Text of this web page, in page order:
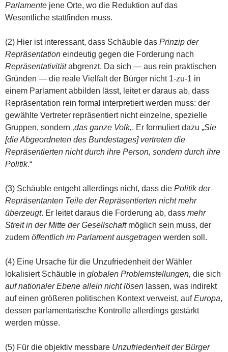
Parlamente jene Orte, wo die Reduktion auf das
Wesentliche stattfinden muss.
(2) Hier ist interessant, dass Schäuble das Prinzip der
Repräsentation eindeutig gegen die Forderung nach
Repräsentativitätabgrenzt. Da sich — aus rein praktischen
Gründen — die reale Vielfalt der Bürger nicht 1-zu-1 in
einem Parlament abbilden lässt, leitet er daraus ab, dass
Repräsentation rein formal interpretiert werden muss: der
gewählte Vertreter repräsentiert nicht einzelne, spezielle
Gruppen, sondern ‚das ganze Volk‚. Er formuliert dazu „Sie
[die Abgeordneten des Bundestages] vertreten die
Repräsentierten nicht durch ihre Person, sondern durch ihre
Politik.“
(3) Schäuble entgeht allerdings nicht, dass die Politik der
Repräsentanten Teile der Repräsentierten nicht mehr
überzeugt. Er leitet daraus die Forderung ab, dass mehr
Streit in der Mitte der Gesellschaftmöglich sein muss, der
zudem öffentlich im Parlament ausgetragen werden soll.
(4) Eine Ursache für die Unzufriedenheit der Wähler
lokalisiert Schäuble in globalen Problemstellungen, die sich
auf nationaler Ebene allein nicht lösen lassen, was indirekt
auf einen größeren politischen Kontext verweist, aufEuropa,
dessen parlamentarische Kontrolle allerdings gestärkt
werden müsse.
(5) Für die objektiv messbare Unzufriedenheit der Bürger